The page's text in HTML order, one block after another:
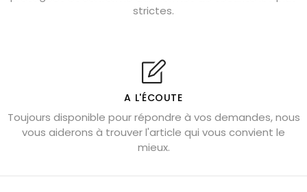
Capricorne : quelles pierres choisir
Shungite : purification et protection
Bagues en labradorite argent 925
Lapis lazuli : propriétés et précautions
Citrine : propriétés magiques
Aigue-marine : propriétés et couleurs
strictes.
A L'ÉCOUTE
Toujours disponible pour répondre à vos demandes, nous
vous aiderons à trouver l'article qui vous convient le
mieux.